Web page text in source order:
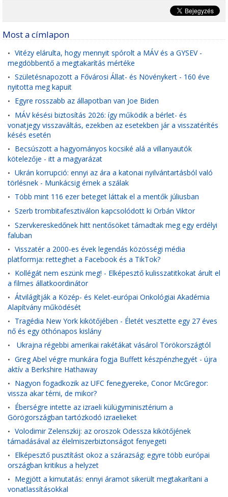
Most a címlapon
• Vitézy elárulta, hogy mennyit spórolt a MÁV és a GYSEV -
megdöbbentő a megtakarítás mértéke
• Születésnapozott a Fővárosi Állat- és Növénykert - 160 éve
nyitotta meg kapuit
• Egyre rosszabb az állapotban van Joe Biden
• MÁV késési biztosítás 2026: így működik a bérlet- és
vonatjegy visszaváltás, ezekben az esetekben jár a visszatérítés
késés esetén
• Becsúszott a hagyományos kocsiké alá a villanyautók
kötelezője - itt a magyarázat
• Ukrán korrupció: ennyi az ára a katonai nyilvántartásból való
törlésnek - Munkácsig érnek a szálak
• Több mint 116 ezer beteget láttak el a mentők júliusban
• Szerb trombitafesztiválon kapcsolódott ki Orbán Viktor
• Szervkereskedőnek hitt nentősöket támadtak meg egy erdélyi
faluban
• Visszatér a 2000-es évek legendás közösségi média
platformja: retteghet a Facebook és a TikTok?
• Kollégát nem eszünk meg! - Elképesztő kulisszatitkokat árult el
a filmes állatkoordinátor
• Átvilágítják a Közép- és Kelet-európai Onkológiai Akadémia
Alapítvány működését
• Tragédia New York kikötőjében - Életét vesztette egy 27 éves
nő és egy öthónapos kislány
•
Ukrajna régebbi amerikai rakétákat vásárol Törökországtól
• Greg Abel végre munkára fogja Buffett készpénzhegyét - újra
aktív a Berkshire Hathaway
• Nagyon fogadkozik az UFC fenegyereke, Conor McGregor:
vissza akar térni, de mikor?
• Éberségre intette az izraeli külügyminisztérium a
Görögországban tartózkodó izraelieket
• Volodimir Zelenszkij: az oroszok Odessza kikötőjének
támadásával az élelmiszerbiztonságot fenyegeti
• Elképesztő pusztítást okoz a szárazság: egyre több európai
országban kritikus a helyzet
• Megjött a kimutatás: ennyi áramot sikerült megtakarítani a
vonatlassításokkal